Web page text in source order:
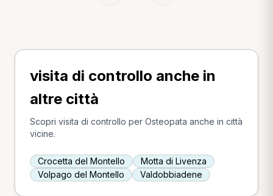
visita di controllo anche in
altre città
Scopri visita di controllo per Osteopata anche in città
vicine.
Crocetta del Montello
Motta di Livenza
Volpago del Montello
Valdobbiadene